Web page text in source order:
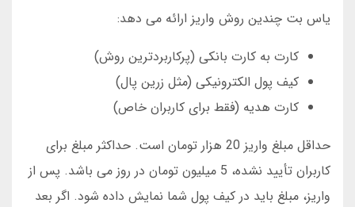
یاس بت چندین روش واریز ارائه می دهد:
کارت به کارت بانکی (پرکاربردترین روش)
کیف پول الکترونیکی (مثل زرین پال)
کارت هدیه (فقط برای کاربران خاص)
حداقل مبلغ واریز 20 هزار تومان است. حداکثر مبلغ برای
کاربران تأیید نشده، 5 میلیون تومان در روز می باشد. پس از
واریز، مبلغ باید در کیف پول شما نمایش داده شود. اگر بعد